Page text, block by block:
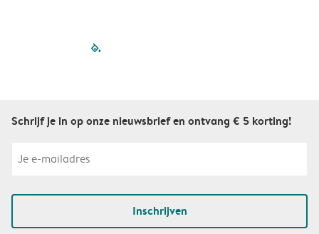
filled-pagination
Schrijf je in op onze nieuwsbrief en ontvang € 5 korting!
Inschrijven